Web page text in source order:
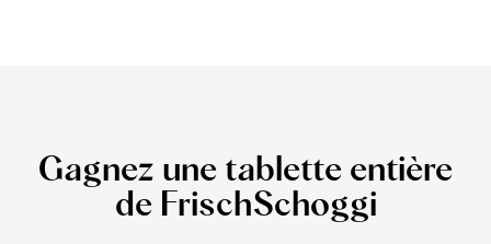
Gagnez une tablette entière
de FrischSchoggi